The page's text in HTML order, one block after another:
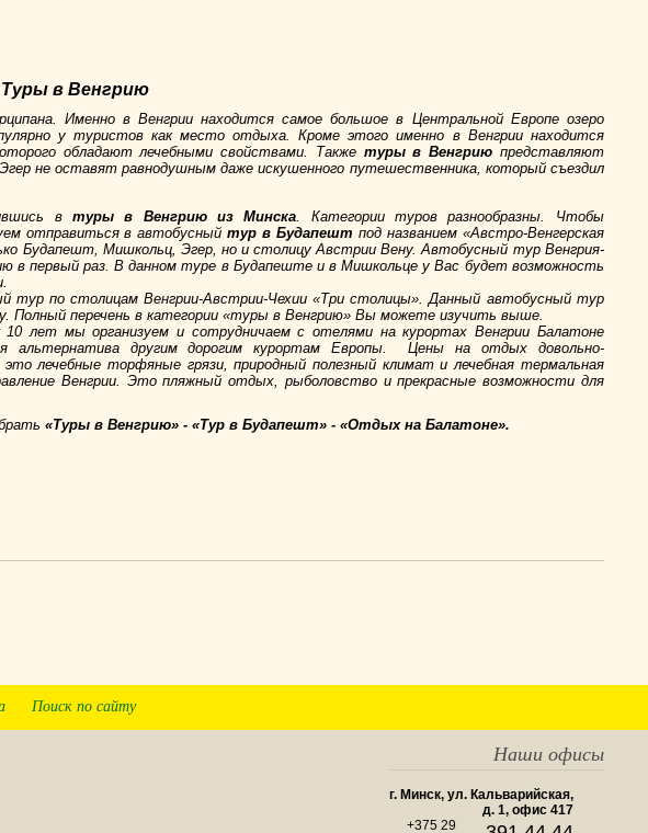
Туры в Венгрию
Именно в Венгрии находится самое большое в Центральной Европе озеро
у туристов как место отдыха. Кроме этого именно в Венгрии находится
обладают лечебными свойствами. Также туры в Венгрию представляют
не оставят равнодушным даже искушенного путешественника, который съездил
в туры в Венгрию из Минска. Категории туров разнообразны. Чтобы
отправиться в автобусныйтур в Будапешт под названием «Австро-Венгерская
Будапешт, Мишкольц, Эгер, но и столицу Австрии Вену. Автобусный тур Венгрия-
в первый раз. В данном туре в Будапеште и в Мишкольце у Вас будет возможность
тур по столицам Венгрии-Австрии-Чехии «Три столицы». Данный автобусный тур
Полный перечень в категории «туры в Венгрию» Вы можете изучить выше.
лет мы организуем и сотрудничаем с отелями на курортах Венгрии Балатоне
альтернатива другим дорогим курортам Европы. Цены на отдых довольно-
лечебные торфяные грязи, природный полезный климат и лечебная термальная
Венгрии. Это пляжный отдых, рыболовство и прекрасные возможности для
«Туры в Венгрию» - «Тур в Будапешт» - «Отдых на Балатоне».
Поиск по сайту
Наши офисы
г. Минск, ул. Кальварийская,
д. 1, офис 417
+375 29